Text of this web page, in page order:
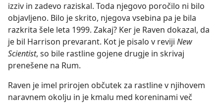
izziv in zadevo raziskal. Toda njegovo poročilo ni bilo
objavljeno. Bilo je skrito, njegova vsebina pa je bila
razkrita šele leta 1999. Zakaj? Ker je Raven dokazal, da
je bil Harrison prevarant. Kot je pisalo v reviji New
Scientist, so bile rastline gojene drugje in skrivaj
prenešene na Rum.
Raven je imel prirojen občutek za rastline v njihovem
naravnem okolju in je kmalu med koreninami več